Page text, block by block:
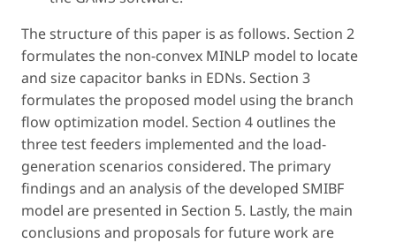
The structure of this paper is as follows. Section 2
formulates the non-convex MINLP model to locate
and size capacitor banks in EDNs. Section 3
formulates the proposed model using the branch
flow optimization model. Section 4 outlines the
three test feeders implemented and the load-
generation scenarios considered. The primary
findings and an analysis of the developed SMIBF
model are presented in Section 5. Lastly, the main
conclusions and proposals for future work are